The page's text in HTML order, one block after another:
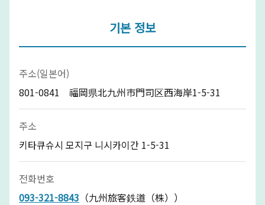
기본 정보
주소(일본어)
801-0841 福岡県北九州市門司区西海岸1-5-31
주소
키타큐슈시 모지구 니시카이간 1-5-31
전화번호
093-321-8843 （九州旅客鉄道（株））